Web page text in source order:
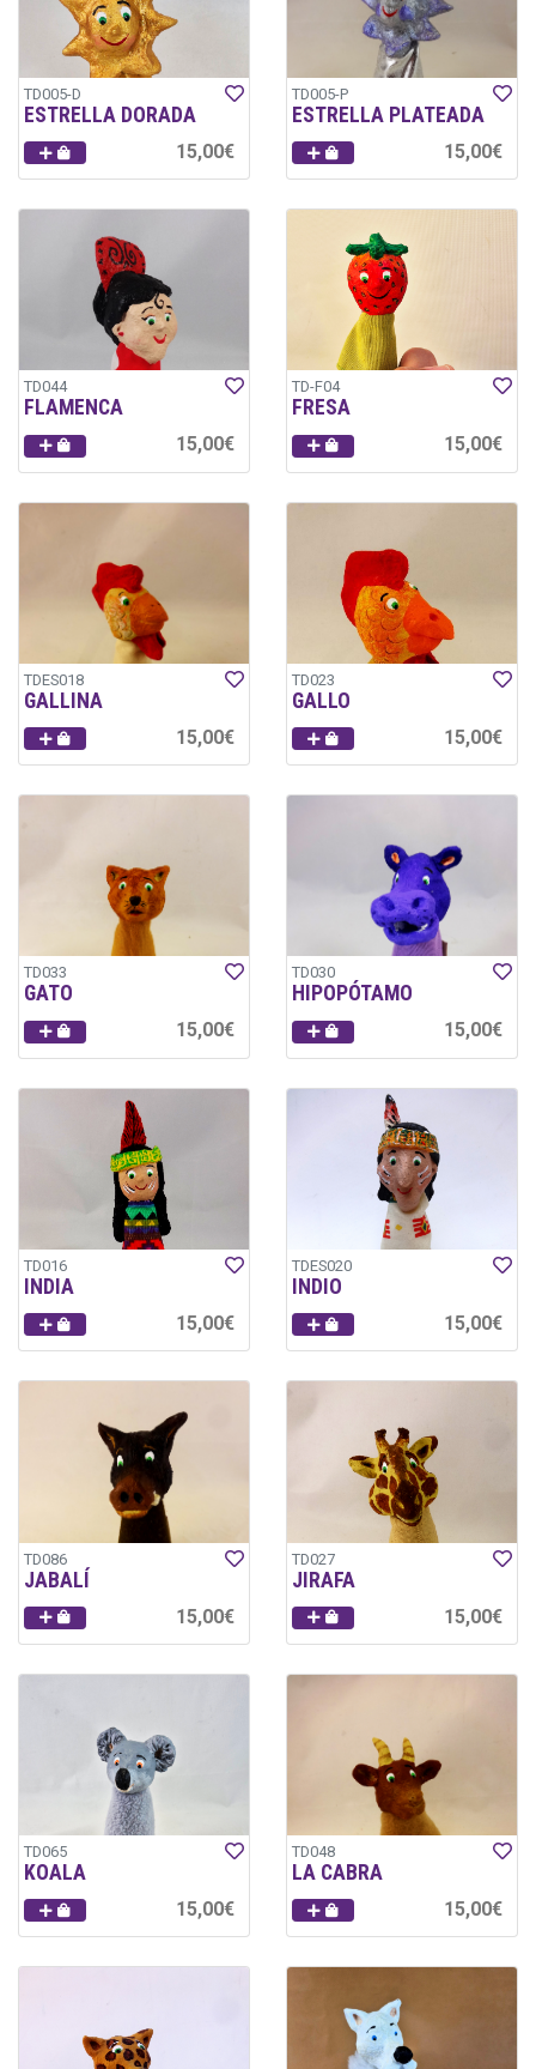
TD005-D
ESTRELLA DORADA
15,00€
TD005-P
ESTRELLA PLATEADA
15,00€
TD044
FLAMENCA
15,00€
TD-F04
FRESA
15,00€
TDES018
GALLINA
15,00€
TD023
GALLO
15,00€
TD033
GATO
15,00€
TD030
HIPOPÓTAMO
15,00€
TD016
INDIA
15,00€
TDES020
INDIO
15,00€
TD086
JABALÍ
15,00€
TD027
JIRAFA
15,00€
TD065
KOALA
15,00€
TD048
LA CABRA
15,00€